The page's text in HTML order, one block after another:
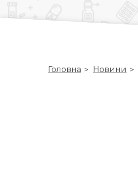
Головна Новини